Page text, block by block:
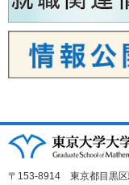
〒153-8914 東京都目黒